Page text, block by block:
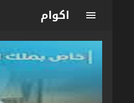
اكوام